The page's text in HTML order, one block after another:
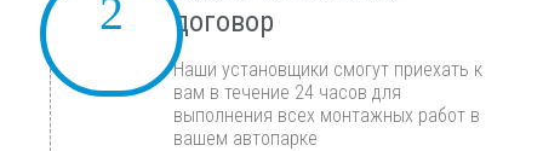
договор
Наши установщики смогут приехать к
вам в течение 24 часов для
выполнения всех монтажных работ в
вашем автопарке